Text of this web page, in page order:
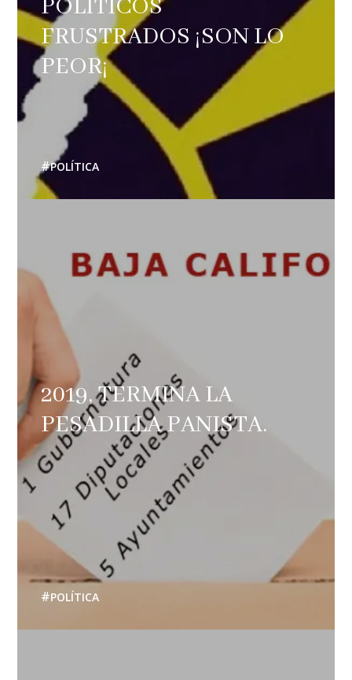
POLÍTICOS
FRUSTRADOS ¡SON LO
PEOR¡
POLÍTICA
2019, TERMINA LA
PESADILLA PANISTA.
POLÍTICA